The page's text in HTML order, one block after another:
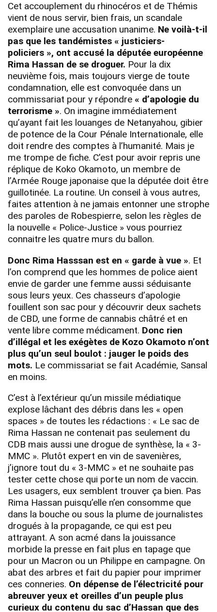
Cet accouplement du rhinocéros et de Thémis
vient de nous servir, bien frais, un scandale
exemplaire une accusation unanime. Ne voilà-t-il
pas que les tandémistes « justiciers-
policiers », ont accusé la députée européenne
Rima Hassan de se droguer. Pour la dix
neuvième fois, mais toujours vierge de toute
condamnation, elle est convoquée dans un
commissariat pour y répondre « d’apologie du
terrorisme ». On imagine immédiatement
qu’ayant fait les louanges de Netanyahou, gibier
de potence de la Cour Pénale Internationale, elle
doit rendre des comptes à l’humanité. Mais je
me trompe de fiche. C’est pour avoir repris une
réplique de Koko Okamoto, un membre de
l’Armée Rouge japonaise que la députée doit être
guillotinée. La routine. Un conseil à vous autres,
faites attention à ne jamais entonner une strophe
des paroles de Robespierre, selon les règles de
la nouvelle « Police-Justice » vous pourriez
connaitre les quatre murs du ballon.
Donc Rima Hasssan est en « garde à vue ». Et
l’on comprend que les hommes de police aient
envie de garder une femme aussi séduisante
sous leurs yeux. Ces chasseurs d’apologie
fouillent son sac pour y découvrir deux sachets
de CBD, une forme de cannabis châtré et en
vente libre comme médicament. Donc rien
d’illégal et les exégètes de Kozo Okamoto n’ont
plus qu’un seul boulot : jauger le poids des
mots. Le commissariat se fait Académie, Sansal
en moins.
C’est à l’extérieur qu’un missile médiatique
explose lâchant des débris dans les « open
spaces » de toutes les rédactions : « Le sac de
Rima Hassan ne contenait pas seulement du
CDB mais aussi une drogue de synthèse, la « 3-
MMC ». Plutôt expert en vin de savenières,
j’ignore tout du « 3-MMC » et ne souhaite pas
tester cette chose qui porte un nom de vaccin.
Les usagers, eux semblent trouver ça bien. Pas
Rima Hassan puisqu’elle n’en consomme que
dans la bouche ou sous la plume de journalistes
drogués à la propagande, ce qui est peu
attrayant. A son acmé dans la jouissance
morbide la presse en fait plus en tapage que
pour un Macron ou un Philippe en campagne. On
abat des arbres et fait du papier pour imprimer
ces conneries. On dépense de l’électricité pour
abreuver yeux et oreilles d’un peuple plus
curieux du contenu du sac d’Hassan que des